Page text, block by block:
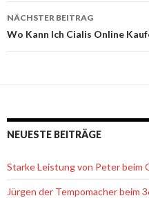
Navigation
NÄCHSTER BEITRAG
Wo Kann Ich Cialis Online
NEUESTE BEITRÄGE
Starke Leistung von Peter
Jürgen der Tempomacher beim